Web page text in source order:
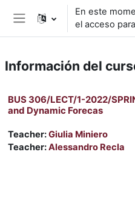
Salta al contenido principal
Panel lateral
En este
el acceso
Información del
BUS 306/LECT/1-2022/
and Dynamic Forecas
Teacher:Giulia Miniero
Teacher:Alessandro Recla